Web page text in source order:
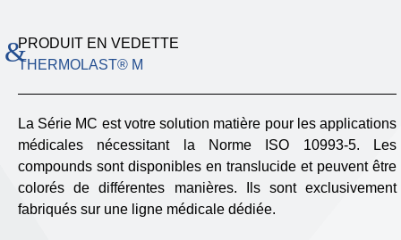
PRODUIT EN VEDETTE
THERMOLAST® M
La Série MC est votre solution matière pour les applications
médicales nécessitant la Norme ISO 10993-5. Les
compounds sont disponibles en translucide et peuvent être
colorés de différentes manières. Ils sont exclusivement
fabriqués sur une ligne médicale dédiée.